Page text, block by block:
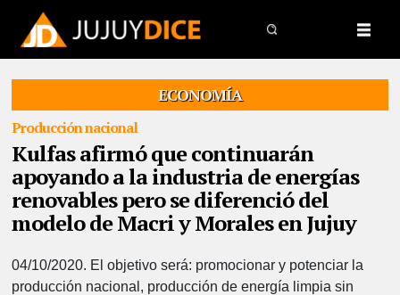
ECONOMÍA
Producción nacional
Kulfas afirmó que continuarán
apoyando a la industria de energías
renovables pero se diferenció del
modelo de Macri y Morales en Jujuy
04/10/2020. El objetivo será: promocionar y potenciar la
producción nacional, producción de energía limpia sin